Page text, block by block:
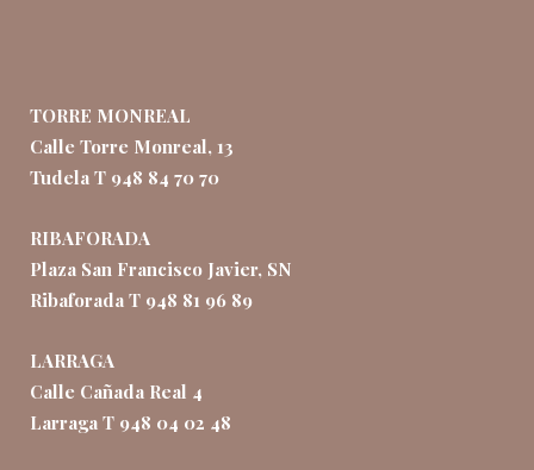
TORRE MONREAL
Calle Torre Monreal, 13
Tudela T 948 84 70 70
RIBAFORADA
Plaza San Francisco Javier, SN
Ribaforada T 948 81 96 89
LARRAGA
Calle Cañada Real 4
Larraga T 948 04 02 48